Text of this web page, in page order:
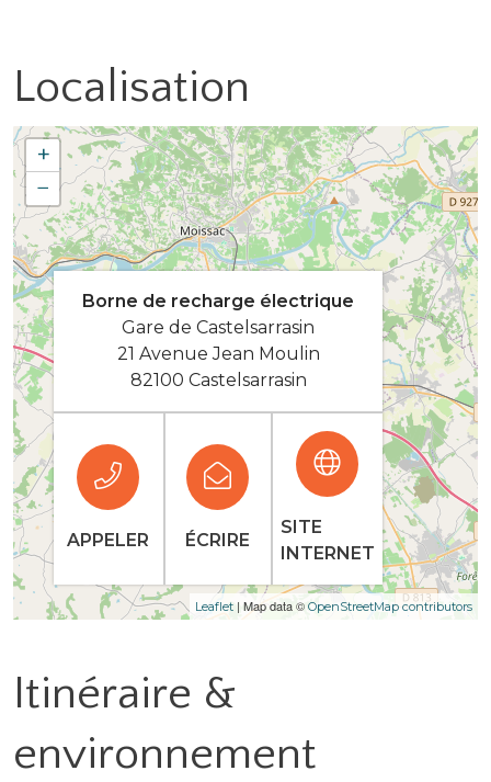
Localisation
+
−
Leaflet | Map data © OpenStreetMap contributors
Borne de recharge électrique
Gare de Castelsarrasin
21 Avenue Jean Moulin
82100 Castelsarrasin
APPELER ÉCRIRE
SITE
INTERNET
Itinéraire &
environnement